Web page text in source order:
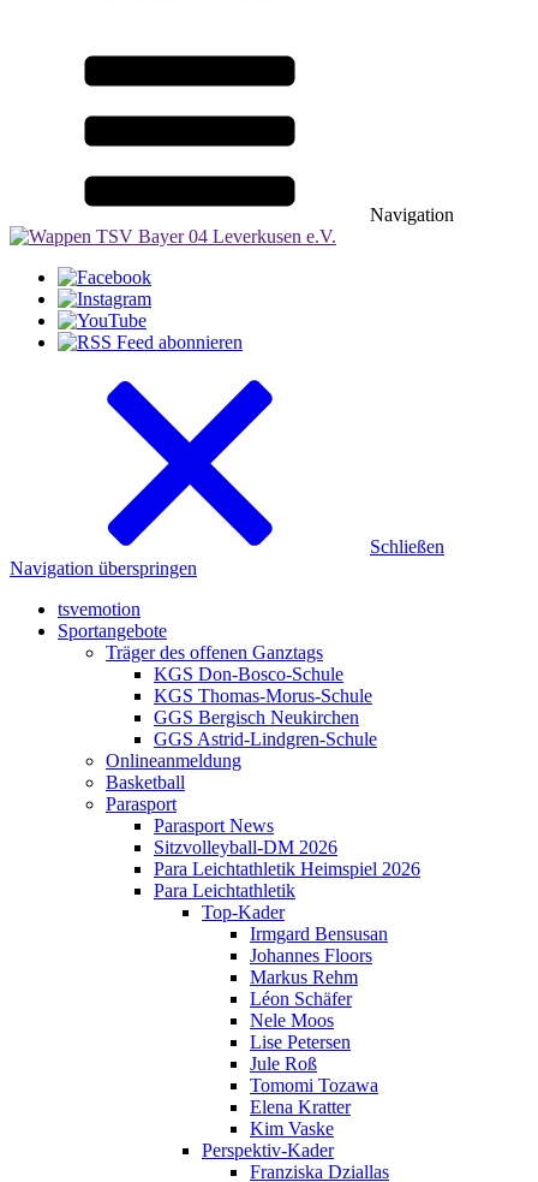
Navigation
Schließen
Navigation überspringen
tsvemotion
Sportangebote
Träger des offenen Ganztags
KGS Don-Bosco-Schule
KGS Thomas-Morus-Schule
GGS Bergisch Neukirchen
GGS Astrid-Lindgren-Schule
Onlineanmeldung
Basketball
Parasport
Parasport News
Sitzvolleyball-DM 2026
Para Leichtathletik Heimspiel 2026
Para Leichtathletik
Top-Kader
Irmgard Bensusan
Johannes Floors
Markus Rehm
Léon Schäfer
Nele Moos
Lise Petersen
Jule Roß
Tomomi Tozawa
Elena Kratter
Kim Vaske
Perspektiv-Kader
Franziska Dziallas